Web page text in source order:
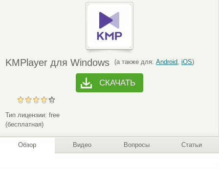
KMPlayer для Windows (а также для:Android ,iOS)
СКАЧАТЬ
Тип лицензии: free
(бесплатная)
Обзор Видео Вопросы Статьи